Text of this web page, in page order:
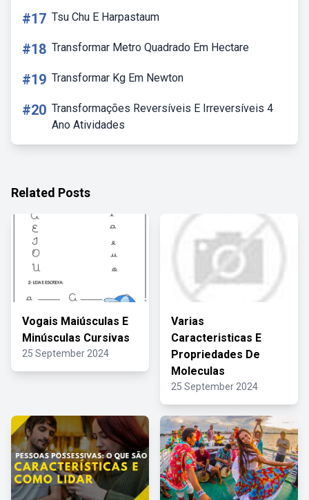
#17 Tsu Chu E Harpastaum
#18 Transformar Metro Quadrado Em Hectare
#19 Transformar Kg Em Newton
#20 Transformações Reversíveis E Irreversíveis 4
Ano Atividades
Related Posts
Vogais Maiúsculas E
Minúsculas Cursivas
25 September 2024
Varias
Caracteristicas E
Propriedades De
Moleculas
25 September 2024